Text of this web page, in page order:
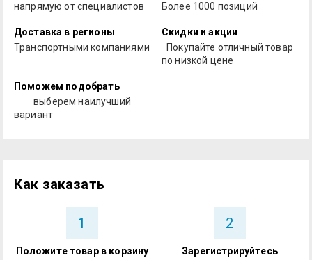
напрямую от специалистов
Более 1000 позиций
Доставка в регионы
Транспортными компаниями
Скидки и акции
Покупайте отличный товар
по низкой цене
Поможем подобрать
выберем наилучший
вариант
Как заказать
1
Положите товар в корзину
2
Зарегистрируйтесь